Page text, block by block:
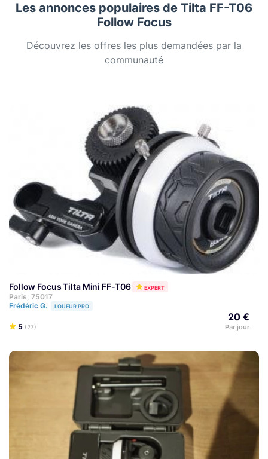
Les annonces populaires de Tilta FF-T06
Follow Focus
Découvrez les offres les plus demandées par la
communauté
Follow Focus Tilta Mini FF-T06 EXPERT
Paris, 75017
Frédéric G.
LOUEUR PRO
5 (27)
20 €
Par jour